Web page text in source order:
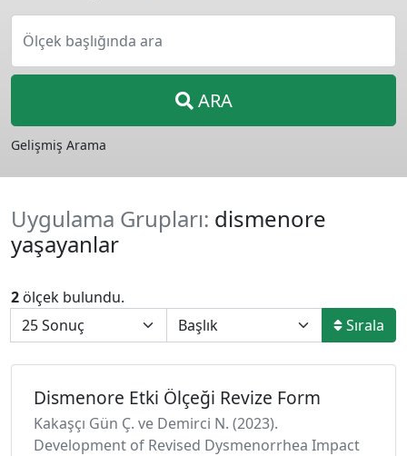
Ölçek başlığında ara
ARA
Gelişmiş Arama
Uygulama Grupları: dismenore
yaşayanlar
2 ölçek bulundu.
Sırala
Dismenore Etki Ölçeği Revize Form
Kakaşçı Gün Ç. ve Demirci N. (2023).
Development of Revised Dysmenorrhea Impact